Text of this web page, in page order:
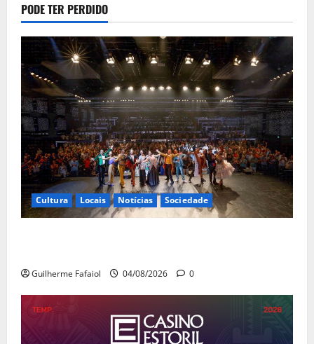
PODE TER PERDIDO
Cultura Locais Notícias Sociedade
Guilherme Fafaiol 04/08/2026 0